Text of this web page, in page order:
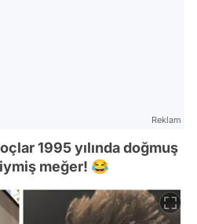
Reklam
1995 yılında doğmuş
meğer! 😂